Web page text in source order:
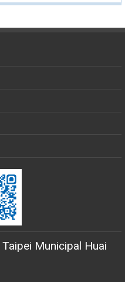
Taipei Municipal Huai